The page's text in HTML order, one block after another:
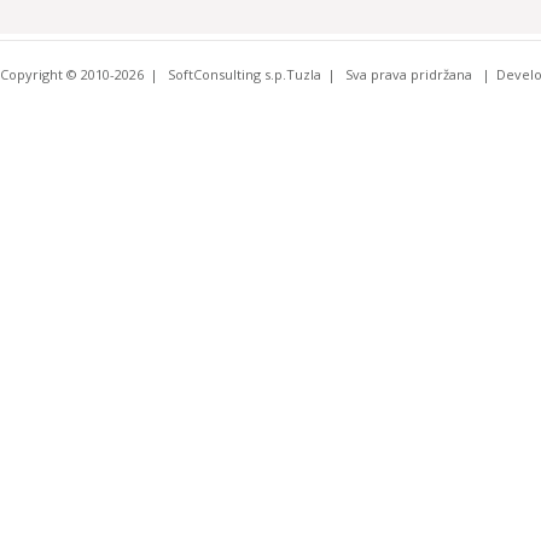
Copyright © 2010-2026 SoftConsulting s.p.Tuzla Sva prava pridržana